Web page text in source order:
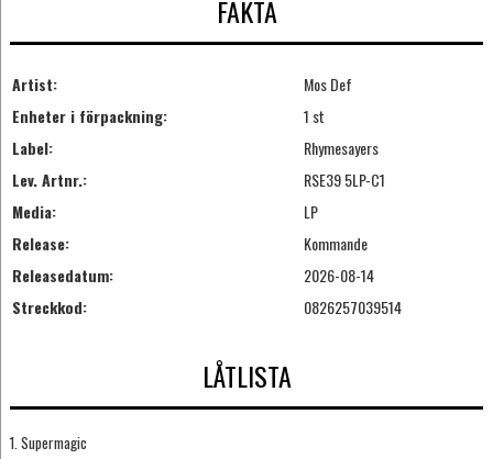
FAKTA
Artist:
Mos Def
Enheter i förpackning:
1 st
Label:
Rhymesayers
Lev. Artnr.:
RSE39 5LP-C1
Media:
LP
Release:
Kommande
Releasedatum:
2026-08-14
Streckkod:
0826257039514
LÅTLISTA
1. Supermagic